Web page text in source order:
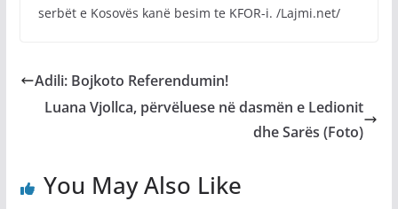
serbët e Kosovës kanë besim te KFOR-i. /Lajmi.net/
Adili: Bojkoto Referendumin!
Luana Vjollca, përvëluese në dasmën e Ledionit
dhe Sarës (Foto)
You May Also Like